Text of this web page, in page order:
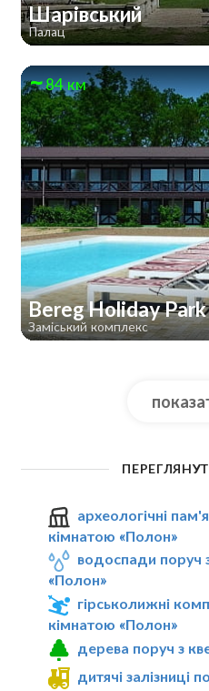
Шарівський
Палац
84 км
Bereg Holiday
Заміський комплекс
археологічні
кімнатою «Полон»
водоспади поруч
«Полон»
гірськолижні
кімнатою «Полон»
дерева поруч з
дитячі залізниці